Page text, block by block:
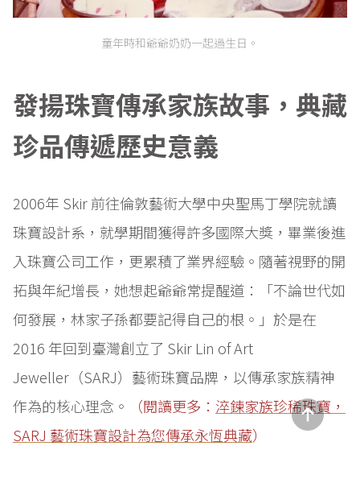
童年時和爺爺奶奶一起過生日。
發揚珠寶傳承家族故事，典藏
珍品傳遞歷史意義
2006年 Skir 前往倫敦藝術大學中央聖馬丁學院就讀
珠寶設計系，就學期間獲得許多國際大獎，畢業後進
入珠寶公司工作，更累積了業界經驗。隨著視野的開
拓與年紀增長，她想起爺爺常提醒道：「不論世代如
何發展，林家子孫都要記得自己的根。」於是在
2016 年回到臺灣創立了 Skir Lin of Art
Jeweller（SARJ）藝術珠寶品牌，以傳承家族精神
作為的核心理念。
（閱讀更多： 淬鍊家族珍稀珠寶，
SARJ 藝術珠寶設計為您傳承永恆典藏）